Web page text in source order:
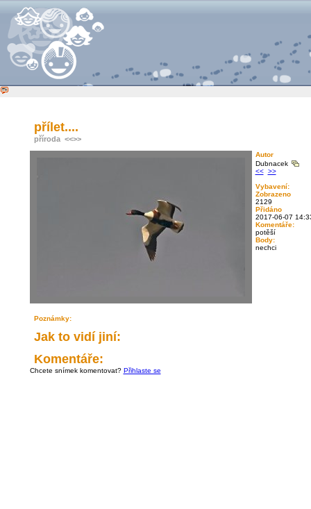
přílet....
příroda <<>>
Autor
Dubnacek
<< >>
Vybavení:
Zobrazeno
2129
Přidáno
2017-06-07
Komentáře:
potěší
Body:
nechci
Poznámky:
Jak to vidí jiní:
Komentáře:
Chcete snímek komentovat? Přihlaste se